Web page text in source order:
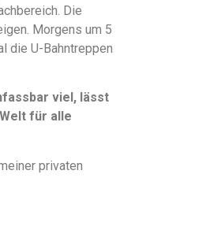
Die
Morgens um 5
die U-Bahntreppen
viel, lässt
für alle
privaten